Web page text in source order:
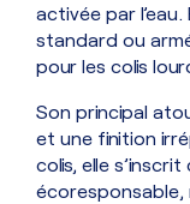
activée par
standard ou
pour les colis
Son principal
et une finition
colis, elle